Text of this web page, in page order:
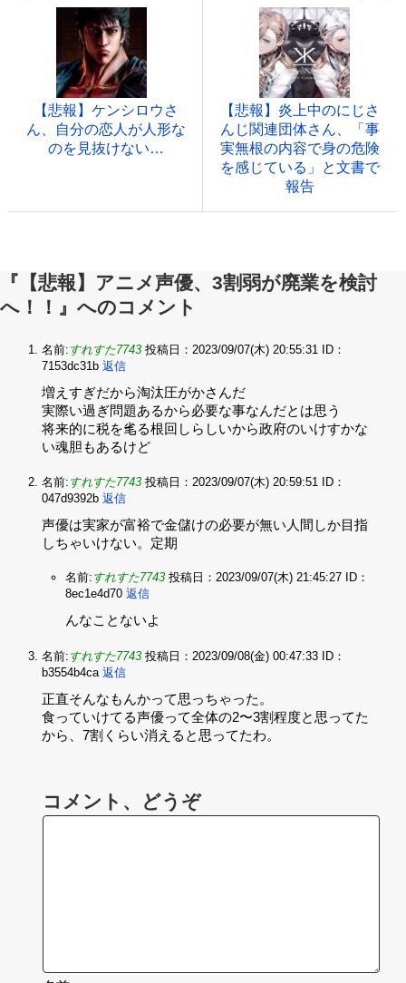
【悲報】ケンシロウさ
ん、自分の恋人が人形な
のを見抜けない…
【悲報】炎上中のにじさ
んじ関連団体さん、「事
実無根の内容で身の危険
を感じている」と文書で
報告
『【悲報】アニメ声優、3割弱が廃業を検討
へ！！』へのコメント
名前: すれすた7743 投稿日：2023/09/07(木) 20:55:31
ID：
7153dc31b 返信
増えすぎだから淘汰圧がかさんだ‌
実際い過ぎ問題あるから必要な事なんだとは思う‌
将来的に税を毟る根回しらしいから政府のいけすかな
い魂胆もあるけど
名前: すれすた7743 投稿日：2023/09/07(木) 20:59:51
ID：
047d9392b 返信
声優は実家が富裕で金儲けの必要が無い人間しか目指
しちゃいけない。定期
名前: すれすた7743 投稿日：2023/09/07(木) 21:45:27
ID：
8ec1e4d70 返信
んなことないよ
名前: すれすた7743 投稿日：2023/09/08(金) 00:47:33
ID：
b3554b4ca 返信
正直そんなもんかって思っちゃった。‌
食っていけてる声優って全体の2〜3割程度と思ってた
から、7割くらい消えると思ってたわ。
コメント、どうぞ